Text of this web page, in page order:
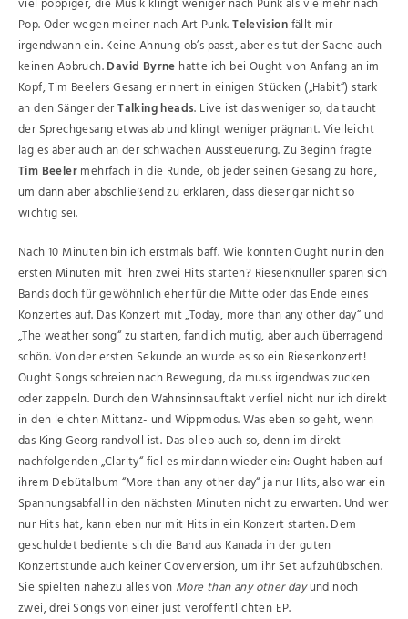
viel poppiger, die Musik klingt weniger nach Punk als vielmehr nach
Pop. Oder wegen meiner nach Art Punk.Televisionfällt mir
irgendwann ein. Keine Ahnung ob’s passt, aber es tut der Sache auch
keinen Abbruch.David Byrne hatte ich bei Ought von Anfang an im
Kopf, Tim Beelers Gesang erinnert in einigen Stücken („Habit“) stark
an den Sänger derTalking heads. Live ist das weniger so, da taucht
der Sprechgesang etwas ab und klingt weniger prägnant. Vielleicht
lag es aber auch an der schwachen Aussteuerung. Zu Beginn fragte
Tim Beelermehrfach in die Runde, ob jeder seinen Gesang zu höre,
um dann aber abschließend zu erklären, dass dieser gar nicht so
wichtig sei.
Nach 10 Minuten bin ich erstmals baff. Wie konnten Ought nur in den
ersten Minuten mit ihren zwei Hits starten? Riesenknüller sparen sich
Bands doch für gewöhnlich eher für die Mitte oder das Ende eines
Konzertes auf. Das Konzert mit „Today, more than any other day“ und
„The weather song“ zu starten, fand ich mutig, aber auch überragend
schön. Von der ersten Sekunde an wurde es so ein Riesenkonzert!
Ought Songs schreien nach Bewegung, da muss irgendwas zucken
oder zappeln. Durch den Wahnsinnsauftakt verfiel nicht nur ich direkt
in den leichten Mittanz- und Wippmodus. Was eben so geht, wenn
das King Georg randvoll ist. Das blieb auch so, denn im direkt
nachfolgenden „Clarity“ fiel es mir dann wieder ein: Ought haben auf
ihrem Debütalbum “More than any other day“ ja nur Hits, also war ein
Spannungsabfall in den nächsten Minuten nicht zu erwarten. Und wer
nur Hits hat, kann eben nur mit Hits in ein Konzert starten. Dem
geschuldet bediente sich die Band aus Kanada in der guten
Konzertstunde auch keiner Coverversion, um ihr Set aufzuhübschen.
Sie spielten nahezu alles von More than any other dayund noch
zwei, drei Songs von einer just veröffentlichten EP.